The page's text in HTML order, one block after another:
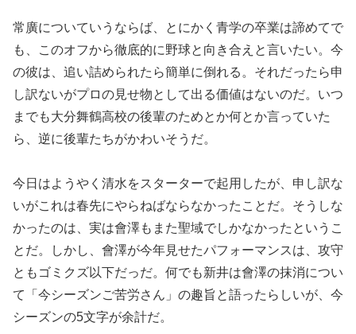
常廣についていうならば、とにかく青学の卒業は諦めてで
も、このオフから徹底的に野球と向き合えと言いたい。今
の彼は、追い詰められたら簡単に倒れる。それだったら申
し訳ないがプロの見せ物として出る価値はないのだ。いつ
までも大分舞鶴高校の後輩のためとか何とか言っていた
ら、逆に後輩たちがかわいそうだ。
今日はようやく清水をスターターで起用したが、申し訳な
いがこれは春先にやらねばならなかったことだ。そうしな
かったのは、実は會澤もまた聖域でしかなかったというこ
とだ。しかし、會澤が今年見せたパフォーマンスは、攻守
ともゴミクズ以下だっだ。何でも新井は會澤の抹消につい
て「今シーズンご苦労さん」の趣旨と語ったらしいが、今
シーズンの5文字が余計だ。